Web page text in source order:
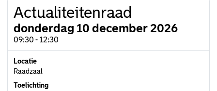
Actualiteitenraad
donderdag 10 december 2026
09:30 - 12:30
Locatie
Raadzaal
Toelichting